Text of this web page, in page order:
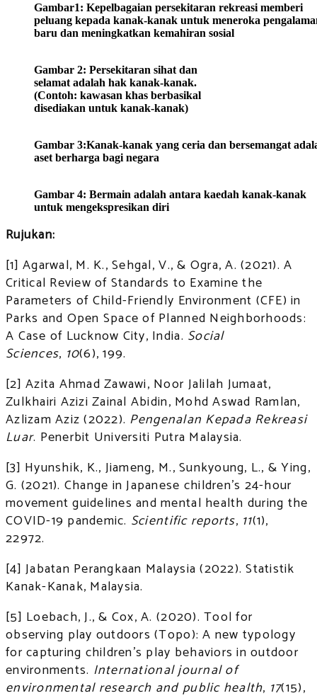
Gambar1: Kepelbagaian persekitaran rekreasi memberi
peluang kepada kanak-kanak untuk meneroka
baru dan meningkatkan kemahiran sosial
Gambar 2: Persekitaran sihat dan
selamat adalah hak kanak-kanak.
(Contoh: kawasan khas berbasikal
disediakan untuk kanak-kanak)
Gambar 3:Kanak-kanak yang ceria dan bersemangat
aset berharga bagi negara
Gambar 4: Bermain adalah antara kaedah kanak-kanak
untuk mengekspresikan diri
Rujukan:
[1] Agarwal, M. K., Sehgal, V., & Ogra, A. (2021). A
Critical Review of Standards to Examine the
Parameters of Child-Friendly Environment (CFE) in
Parks and Open Space of Planned Neighborhoods:
A Case of Lucknow City, India. Social
Sciences, 10(6), 199.
[2] Azita Ahmad Zawawi, Noor Jalilah Jumaat,
Zulkhairi Azizi Zainal Abidin, Mohd Aswad Ramlan,
Azlizam Aziz (2022). Pengenalan Kepada Rekreasi
Luar. Penerbit Universiti Putra Malaysia.
[3] Hyunshik, K., Jiameng, M., Sunkyoung, L., & Ying,
G. (2021). Change in Japanese children’s 24-hour
movement guidelines and mental health during the
COVID-19 pandemic. Scientific reports, 11(1),
22972.
[4] Jabatan Perangkaan Malaysia (2022). Statistik
Kanak-Kanak, Malaysia.
[5] Loebach, J., & Cox, A. (2020). Tool for
observing play outdoors (Topo): A new typology
for capturing children’s play behaviors in outdoor
environments. International journal of
environmental research and public health, 17(15),